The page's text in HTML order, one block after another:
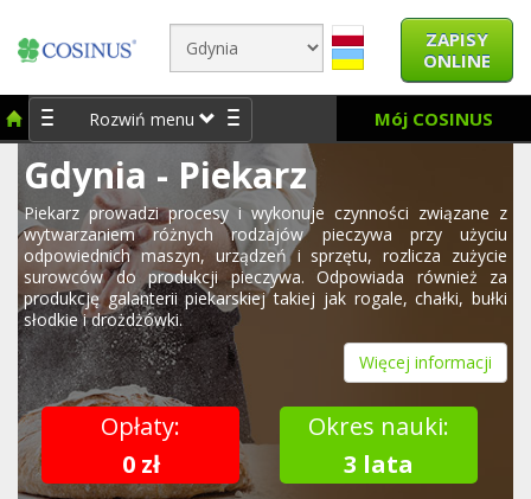
ZAPISY
ONLINE
Rozwiń menu Mój COSINUS
Gdynia - Piekarz
Piekarz prowadzi procesy i wykonuje czynności związane z
wytwarzaniem różnych rodzajów pieczywa przy użyciu
odpowiednich maszyn, urządzeń i sprzętu, rozlicza zużycie
surowców do produkcji pieczywa. Odpowiada również za
produkcję galanterii piekarskiej takiej jak rogale, chałki, bułki
słodkie i drożdżówki.
Więcej informacji
Opłaty:
0 zł
Okres nauki:
3 lata